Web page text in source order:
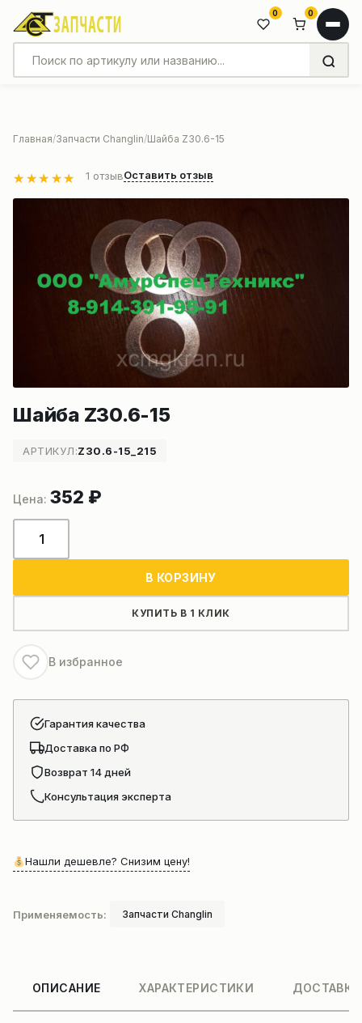
0 0
Главная Запчасти Changlin Шайба Z30.6-15
1 отзывОставить отзыв
Шайба Z30.6-15
АРТИКУЛ:Z30.6-15_215
352 ₽
товара
В КОРЗИНУ
КУПИТЬ В 1 КЛИК
В избранное
Гарантия качества
Доставка по РФ
Возврат 14 дней
Консультация эксперта
Нашли дешевле? Снизим цену!
Применяемость: Запчасти Changlin
ОПИСАНИЕ ХАРАКТЕРИСТИКИ